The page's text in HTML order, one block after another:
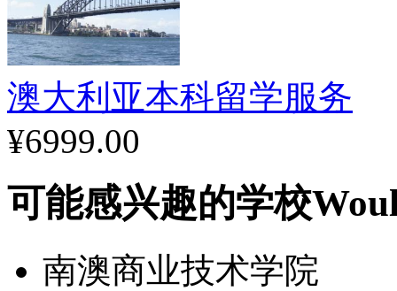
教育与社会进程
认知科学及其临床应用
激光，光学与光电子学
管理学，组织学，金融学
地球与行星地质学
澳大利亚本科留学服务
¥6999.00
可能感兴趣的学校
南澳商业技术学院